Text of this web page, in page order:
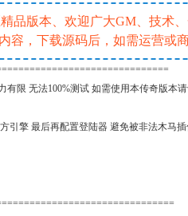
品版本、欢迎广大GM、技术
容，下载源码后，如需运营或
有限 无法100%测试 如需使用本传奇版本
引擎 最后再配置登陆器 避免被非法木马